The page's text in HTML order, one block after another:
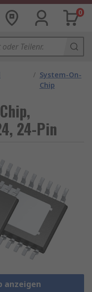
0
/ System-On-
Chip
24-Pin
anzeigen